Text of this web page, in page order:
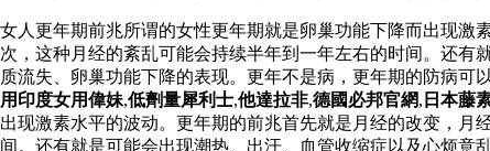
女人更年期前兆所谓的女性更年期就是卵巢功能下降而出现激
次，这种月经的紊乱可能会持续半年到一年左右的时间。还
质流失、卵巢功能下降的表现。更年不是病，更年期的防病
用印度女用偉妹,低劑量犀利士,他達拉非,德國必邦官網, 日本藤
出现激素水平的波动。更年期的前兆首先就是月经的改变，
间。还有就是可能会出现潮热、出汗、血管收缩症以及心烦